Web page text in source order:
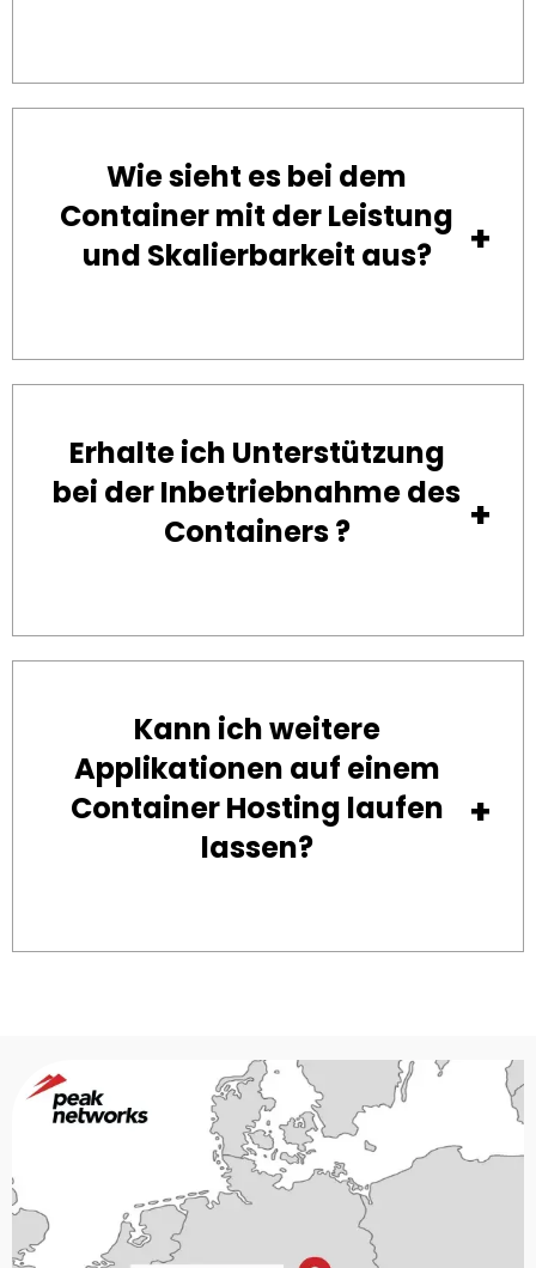
Wie sieht es bei dem
Container mit der Leistung
und Skalierbarkeit aus?
Erhalte ich Unterstützung
bei der Inbetriebnahme des
Containers ?
Kann ich weitere
Applikationen auf einem
Container Hosting laufen
lassen?